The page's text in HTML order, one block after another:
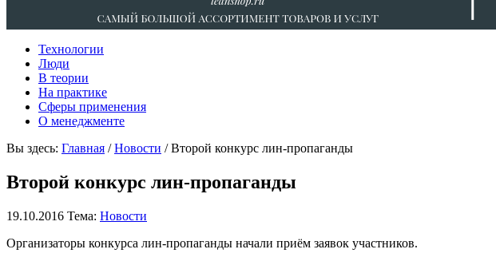
Технологии
Люди
В теории
На практике
Сферы применения
О менеджменте
Вы здесь: Главная /Новости / Второй конкурс лин-пропаганды
Второй конкурс лин-пропаганды
19.10.2016 Тема: Новости
Организаторы конкурса лин-пропаганды начали приём заявок участников.